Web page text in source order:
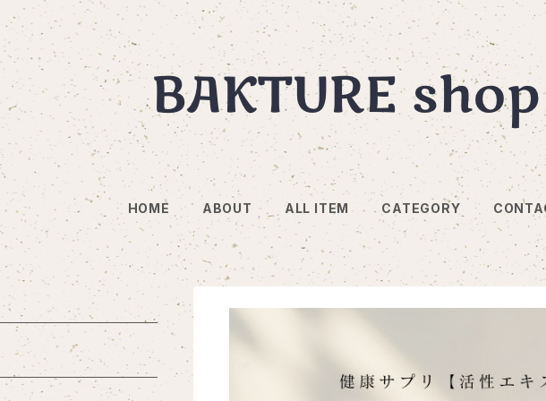
HOME ABOUT ALL ITEM CATEGORY